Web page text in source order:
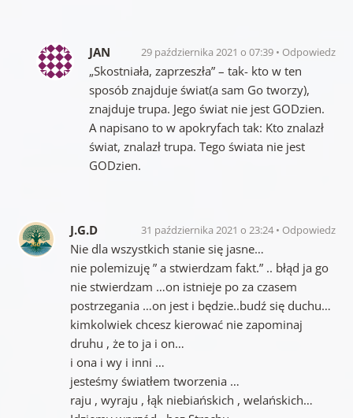
JAN 29 października 2021 o 07:39 Odpowiedz
„Skostniała, zaprzeszła” – tak- kto w ten
sposób znajduje świat(a sam Go tworzy),
znajduje trupa. Jego świat nie jest GODzien.
A napisano to w apokryfach tak: Kto znalazł
świat, znalazł trupa. Tego świata nie jest
GODzien.
J.G.D 31 października 2021 o 23:24 Odpowiedz
Nie dla wszystkich stanie się jasne…
nie polemizuję ” a stwierdzam fakt.” .. błąd ja go
nie stwierdzam …on istnieje po za czasem
postrzegania …on jest i będzie..budź się duchu…
kimkolwiek chcesz kierować nie zapominaj
druhu , że to ja i on…
i ona i wy i inni …
jesteśmy światłem tworzenia …
raju , wyraju , łąk niebiańskich , welańskich…